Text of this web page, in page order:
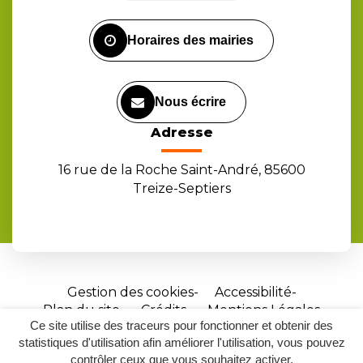
Ce site utilise des traceurs pour fonctionner et obtenir des
statistiques d'utilisation afin améliorer l'utilisation, vous pouvez
contrôler ceux que vous souhaitez activer.
Horaires des mairies
Nous écrire
Adresse
16 rue de la Roche Saint-André, 85600
Treize-Septiers
Gestion des cookies
Accessibilité
Plan du site
Crédits
Mentions Légales
Site
réalisé